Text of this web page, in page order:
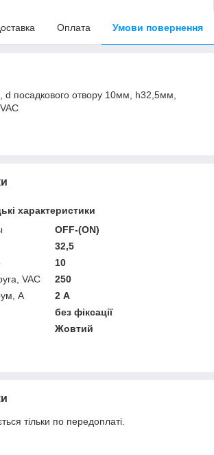
Оплата Умови повернення
посадкового отвору 10мм, h32,5мм,
характеристики
OFF-(ON)
32,5
10
VAC
250
А
2 А
без фіксації
Жовтий
тільки по передоплаті.